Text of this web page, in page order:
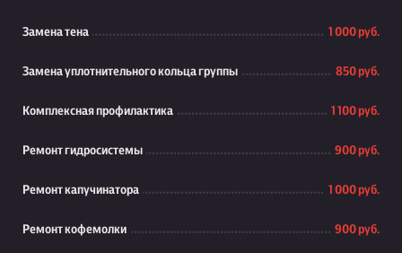
Замена тена 1 000 руб.
Замена уплотнительного кольца группы 850 руб.
Комплексная профилактика 1 100 руб.
Ремонт гидросистемы 900 руб.
Ремонт капучинатора 1 000 руб.
Ремонт кофемолки 900 руб.